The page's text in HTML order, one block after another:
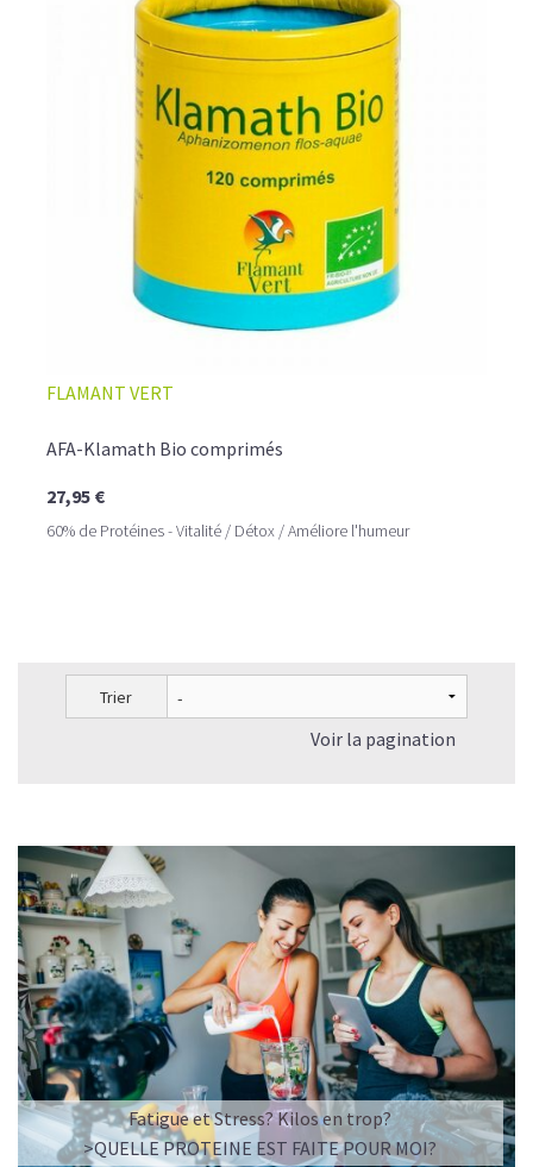
FLAMANT VERT
AFA-Klamath Bio comprimés
27,95 €
60% de Protéines - Vitalité / Détox / Améliore l'humeur
Trier
Voir la pagination
Fatigue et Stress? Kilos en trop?
>QUELLE PROTEINE EST FAITE POUR MOI?